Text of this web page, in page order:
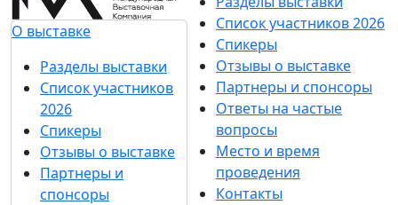
О выставке
Разделы выставки
Список участников
2026
Спикеры
Отзывы о выставке
Партнеры и
спонсоры
Список участников 2026
Спикеры
Отзывы о выставке
Партнеры и спонсоры
Ответы на частые
вопросы
Место и время
проведения
Контакты